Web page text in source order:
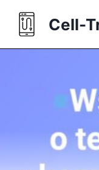
content
Cell-